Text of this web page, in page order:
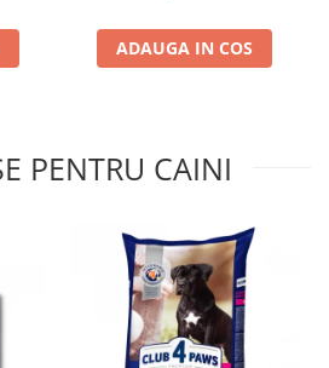
ADAUGA IN COS
PENTRU CAINI